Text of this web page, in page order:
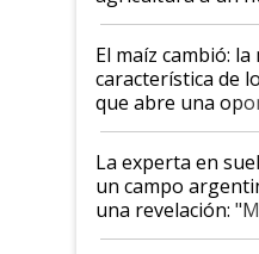
posibilidades de
infinitas"
El maíz cambió: la
característica de
que abre una
el lote
La experta en
un campo
una revelación:
impresionó